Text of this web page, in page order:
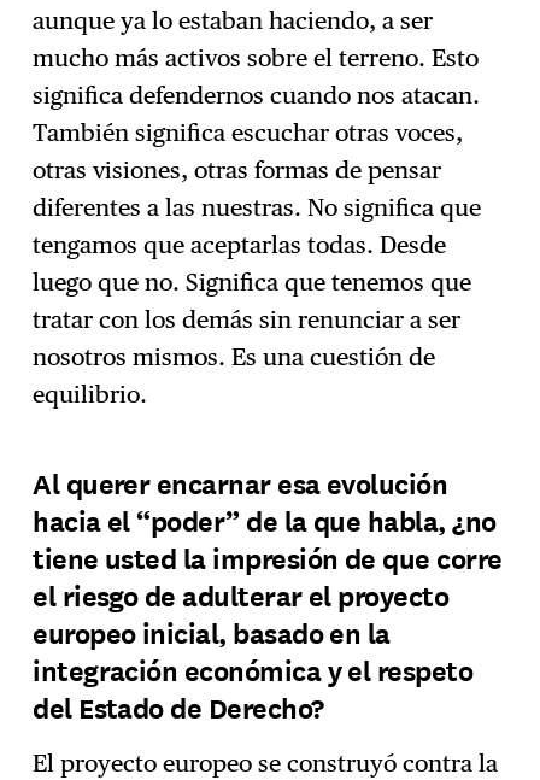
aunque ya lo estaban haciendo, a ser
mucho más activos sobre el terreno. Esto
significa defendernos cuando nos atacan.
También significa escuchar otras voces,
otras visiones, otras formas de pensar
diferentes a las nuestras. No significa que
tengamos que aceptarlas todas. Desde
luego que no. Significa que tenemos que
tratar con los demás sin renunciar a ser
nosotros mismos. Es una cuestión de
equilibrio.
Al querer encarnar esa evolución
hacia el “poder” de la que habla, ¿no
tiene usted la impresión de que corre
el riesgo de adulterar el proyecto
europeo inicial, basado en la
integración económica y el respeto
del Estado de Derecho?
El proyecto europeo se construyó contra la